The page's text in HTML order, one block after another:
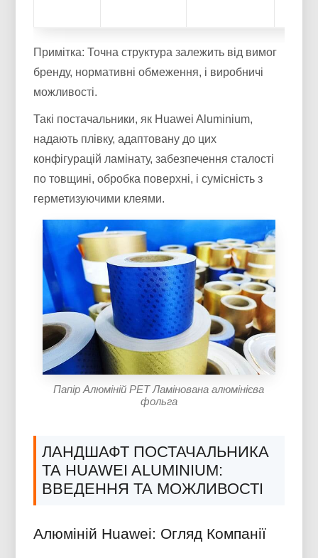
Примітка: Точна структура залежить від вимог
бренду, нормативні обмеження, і виробничі
можливості.
Такі постачальники, як Huawei Aluminium,
надають плівку, адаптовану до цих
конфігурацій ламінату, забезпечення сталості
по товщині, обробка поверхні, і сумісність з
герметизуючими клеями.
Папір Алюміній PET Ламінована алюмінієва
фольга
ЛАНДШАФТ ПОСТАЧАЛЬНИКА
ТА HUAWEI ALUMINIUM:
ВВЕДЕННЯ ТА МОЖЛИВОСТІ
Алюміній Huawei: Огляд Компанії